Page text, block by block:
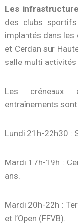
Les
des clubs
implantés dans les
et Cerdan sur
salle multi activités
Les créneaux
entraînements
Lundi 21h-22h30 :
Mardi 17h-19h :
ans.
Mardi 20h-22h :
et l’Open (FFVB).